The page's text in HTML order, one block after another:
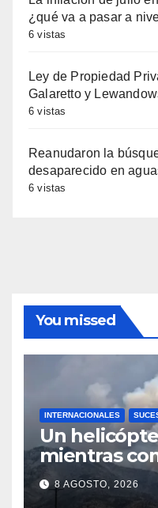
¿qué va a pasar a
6 vistas
Ley de Propiedad
Galaretto y
6 vistas
Reanudaron la
desaparecido en
6 vistas
You missed
INTERNACIONALES
Un
mientras
incendio
8 AGOSTO, 2026